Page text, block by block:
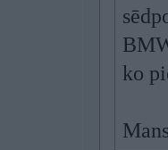
ko